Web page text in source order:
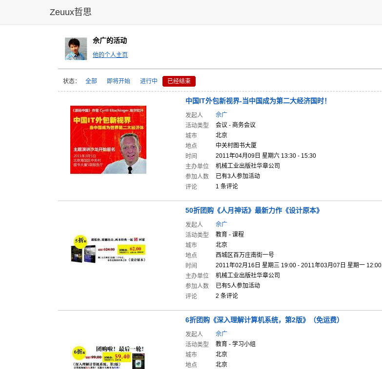
Zeuux哲思
佘广的活动
他的个人主页
状态： 全部 即将开始 进行中 已经结束
中国IT外包新视界-当中国成为第二大经济国时！
发起人
佘广
活动类型
会议 - 商务会议
城市
北京
地点
中关村图书大厦
时间
2011年04月09日 星期六 13:30 - 15:30
主办单位
机械工业出版社华章公司
参加人数
已有3人参加活动
评论
1 条评论
50折团购 《人月神话》最新力作 《设计原本》
发起人
佘广
活动类型
教育 - 课程
城市
北京
地点
西城区百万庄南街一号
时间
2011年02月16日 星期三 19:00 - 2011年03月07日 星期一 12:00
主办单位
机械工业出版社华章公司
参加人数
已有5人参加活动
评论
2 条评论
6折团购《深入理解计算机系统，第2版》（免运费）
发起人
佘广
活动类型
教育 - 学习小组
城市
北京
地点
北京